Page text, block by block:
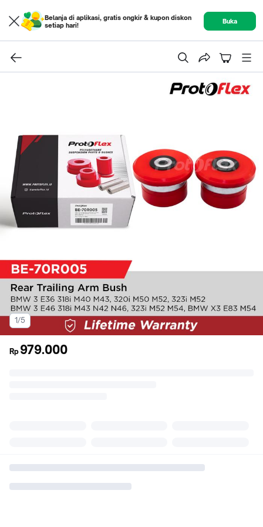
Belanja di aplikasi, gratis ongkir & kupon diskon
setiap hari!
Buka
1/5
Rp 979.000